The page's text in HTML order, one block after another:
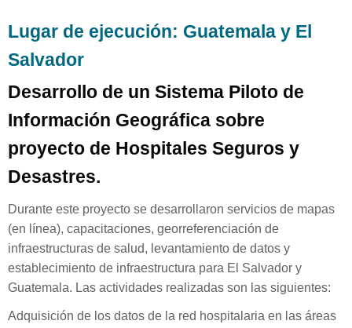
Lugar de ejecución: Guatemala y El
Salvador
Desarrollo de un Sistema Piloto de
Información Geográfica sobre
proyecto de Hospitales Seguros y
Desastres.
Durante este proyecto se desarrollaron servicios de mapas
(en línea), capacitaciones, georreferenciación de
infraestructuras de salud, levantamiento de datos y
establecimiento de infraestructura para El Salvador y
Guatemala. Las actividades realizadas son las siguientes:
Adquisición de los datos de la red hospitalaria en las áreas